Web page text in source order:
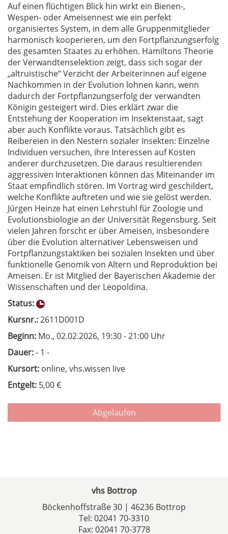
Auf einen flüchtigen Blick hin wirkt ein Bienen-,
Wespen- oder Ameisennest wie ein perfekt
organisiertes System, in dem alle Gruppenmitglieder
harmonisch kooperieren, um den Fortpflanzungserfolg
des gesamten Staates zu erhöhen. Hamiltons Theorie
der Verwandtenselektion zeigt, dass sich sogar der
„altruistische“ Verzicht der Arbeiterinnen auf eigene
Nachkommen in der Evolution lohnen kann, wenn
dadurch der Fortpflanzungserfolg der verwandten
Königin gesteigert wird. Dies erklärt zwar die
Entstehung der Kooperation im Insektenstaat, sagt
aber auch Konflikte voraus. Tatsächlich gibt es
Reibereien in den Nestern sozialer Insekten: Einzelne
Individuen versuchen, ihre Interessen auf Kosten
anderer durchzusetzen. Die daraus resultierenden
aggressiven Interaktionen können das Miteinander im
Staat empfindlich stören. Im Vortrag wird geschildert,
welche Konflikte auftreten und wie sie gelöst werden.
Jürgen Heinze hat einen Lehrstuhl für Zoologie und
Evolutionsbiologie an der Universität Regensburg. Seit
vielen Jahren forscht er über Ameisen, insbesondere
über die Evolution alternativer Lebensweisen und
Fortpflanzungstaktiken bei sozialen Insekten und über
funktionelle Genomik von Altern und Reproduktion bei
Ameisen. Er ist Mitglied der Bayerischen Akademie der
Wissenschaften und der Leopoldina.
Status:
Kursnr.:2611D001D
Beginn: Mo., 02.02.2026, 19:30 - 21:00 Uhr
Dauer:- 1 -
Kursort: online, vhs.wissen live
Entgelt: 5,00 €
Abgelaufen
vhs Bottrop
Böckenhoffstraße 30 | 46236 Bottrop
Tel: 02041 70-3310
Fax: 02041 70-3778